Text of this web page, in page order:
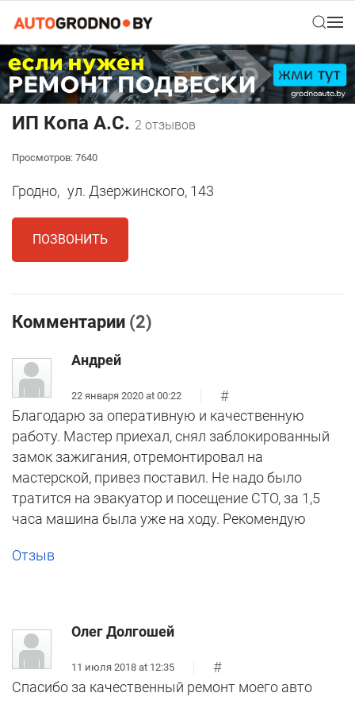
ИП Копа А.С. 2 отзывов
Просмотров: 7640
Гродно, ул. Дзержинского, 143
ПОЗВОНИТЬ
Комментарии (2)
Андрей
22 января 2020 at 00:22
#
Благодарю за оперативную и качественную
работу. Мастер приехал, снял заблокированный
замок зажигания, отремонтировал на
мастерской, привез поставил. Не надо было
тратится на эвакуатор и посещение СТО, за 1,5
часа машина была уже на ходу. Рекомендую
Отзыв
Олег Долгошей
11 июля 2018 at 12:35
#
Спасибо за качественный ремонт моего авто